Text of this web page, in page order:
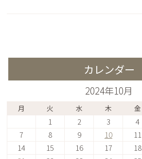
カレンダー
2024年10月
月 火 水 木 金
1 2 3 4
7
8 9 10 11
14
15 16 17 18